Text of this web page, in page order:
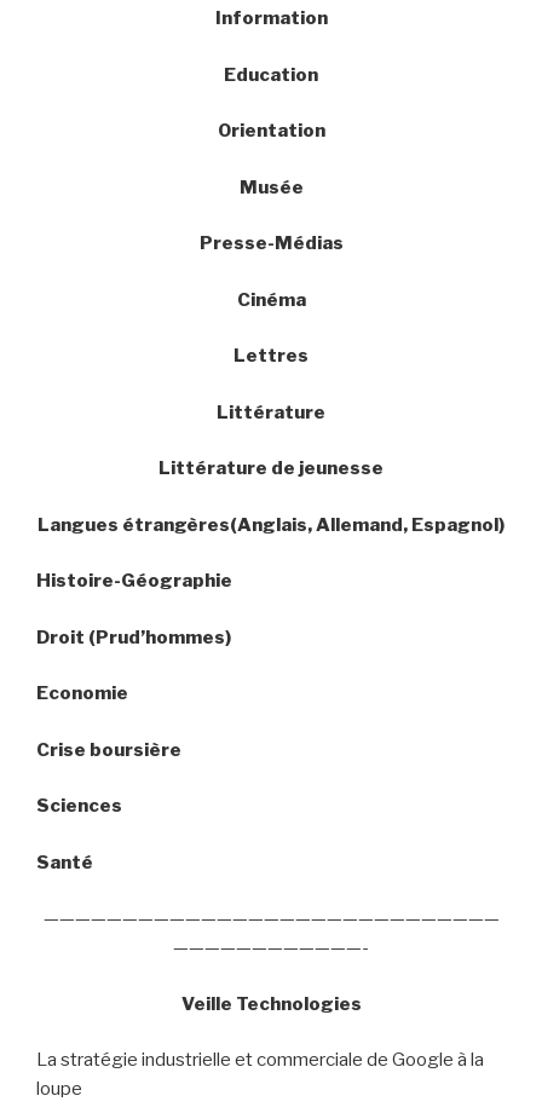
Information
Education
Orientation
Musée
Presse-Médias
Cinéma
Lettres
Littérature
Littérature de jeunesse
Langues étrangères(Anglais, Allemand, Espagnol)
Histoire-Géographie
Droit (Prud’hommes)
Economie
Crise boursière
Sciences
Santé
—————————————————————————————
————————————-
Veille Technologies
La stratégie industrielle et commerciale de Google à la
loupe